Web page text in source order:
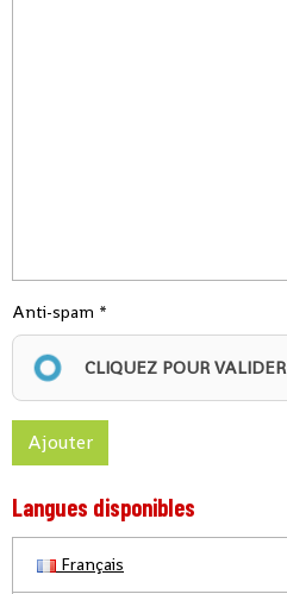
Anti-spam
CLIQUEZ POUR VALIDER
Ajouter
Langues disponibles
Français